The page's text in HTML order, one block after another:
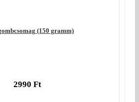
(150 gramm)
2990 Ft